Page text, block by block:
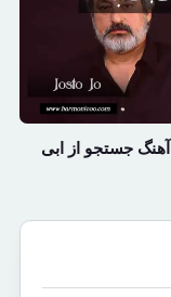
آهنگ جستجو از ابی